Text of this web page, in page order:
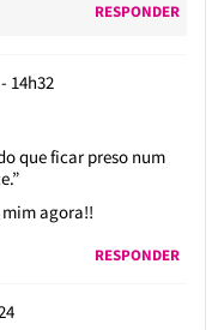
RESPONDER
14h32
que ficar preso num
agora!!
RESPONDER